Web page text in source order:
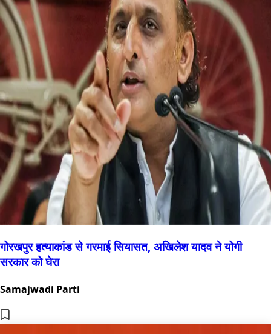
गोरखपुर हत्याकांड से गरमाई सियासत, अखिलेश यादव ने योगी
सरकार को घेरा
Samajwadi Parti